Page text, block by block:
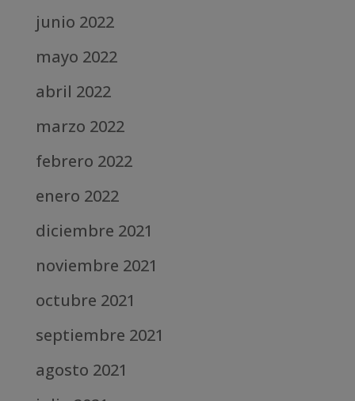
junio 2022
mayo 2022
abril 2022
marzo 2022
febrero 2022
enero 2022
diciembre 2021
noviembre 2021
octubre 2021
septiembre 2021
agosto 2021